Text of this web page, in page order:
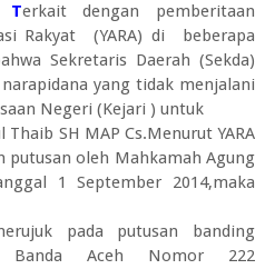
Terkait dengan pemberitaan
Rakyat (YARA) di beberapa
Sekretaris Daerah (Sekda)
yang tidak menjalani
Negeri (Kejari ) untuk
SH MAP Cs.Menurut YARA
putusan oleh Mahkamah Agung
1 September 2014,maka
pada putusan banding
Banda Aceh Nomor 222